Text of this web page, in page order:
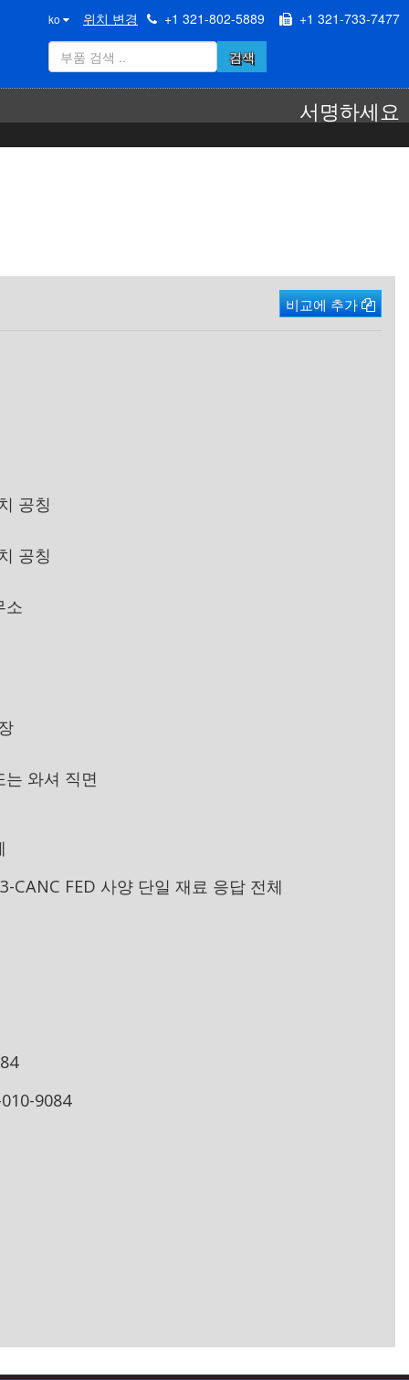
ko 위치 변경 +1 321-802-5889 +1 321-733-7477
검색
서명하세요
비교에 추가
공칭
공칭
소
는 와셔 직면
CANC FED 사양 단일 재료 응답 전체
9084